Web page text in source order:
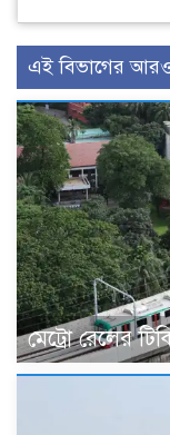
এই বিভাগের
মেট্রো রেলের